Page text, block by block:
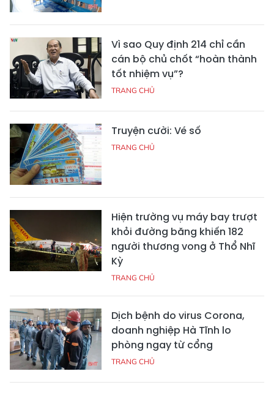
Vì sao Quy định 214 chỉ cần
cán bộ chủ chốt “hoàn thành
tốt nhiệm vụ”?
TRANG CHỦ
Truyện cười: Vé số
TRANG CHỦ
Hiện trường vụ máy bay trượt
khỏi đường băng khiến 182
người thương vong ở Thổ Nhĩ
Kỳ
TRANG CHỦ
Dịch bệnh do virus Corona,
doanh nghiệp Hà Tĩnh lo
phòng ngay từ cổng
TRANG CHỦ